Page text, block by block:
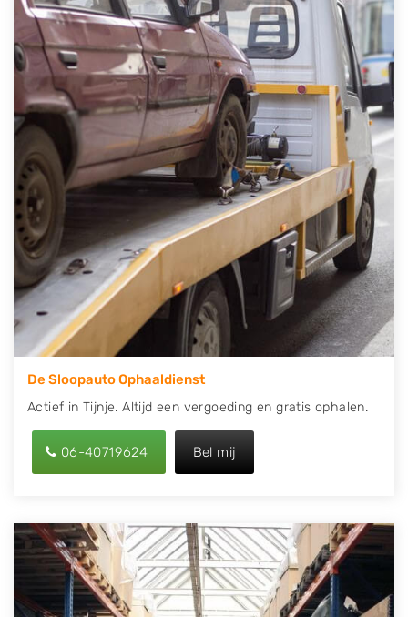
Ophaaldienst van Autosloperijen.nl. Wij kunnen uw
auto gratis ophalen in Tijnje. Neem telefonisch
contact op of maak een terugbelafspraak. Wilt u
direct een tweedehands auto onderdelen offerte
aanvragen? Dat kan via de Onderdelenlijn! Vul uw
kenteken in en druk op verzenden.
Wij kunnen u helpen met de inkoop van auto's van
eigenlijk alle merken, zoals Alfa Romeo, Audi, BMW,
Chevrolet, Citroën, Dacia, Fiat, Ford, Honda, Hyundai,
Kia, Mazda, Mercedes Benz, Mitsubishi, Nissan, Opel,
Peugeot, Porsche, Renault, Seat, Skoda, Suzuki, Tesla,
Toyota, Volkswagen en Volvo.
De Sloopauto Ophaaldienst
Actief in Tijnje. Altijd een vergoeding en gratis ophalen.
06-40719624 Bel mij